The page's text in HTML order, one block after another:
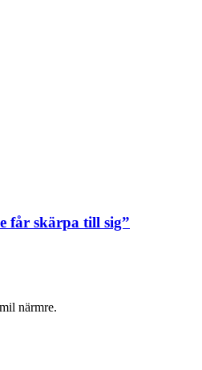
får skärpa till sig”
närmre.